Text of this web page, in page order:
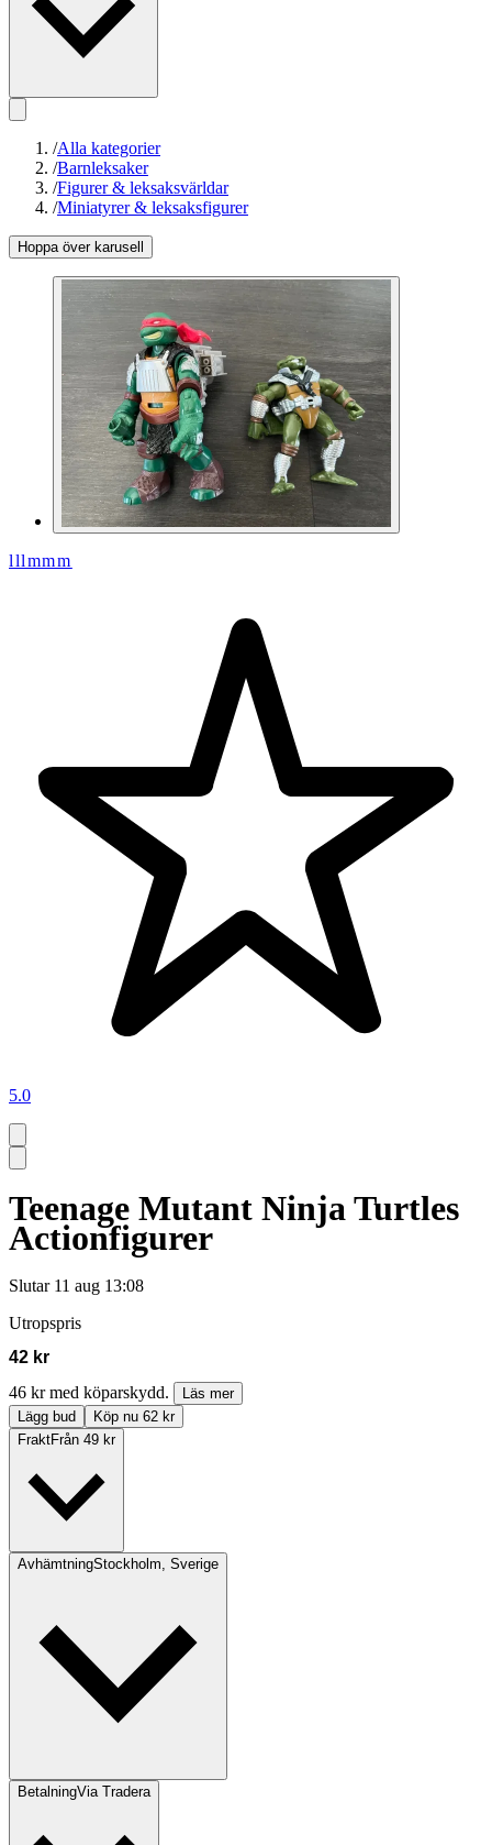
/Alla kategorier
/Barnleksaker
/Figurer & leksaksvärldar
/Miniatyrer & leksaksfigurer
Hoppa över karusell
lllmmm
5.0
Teenage Mutant Ninja Turtles
Actionfigurer
Slutar 11 aug 13:08
Utropspris
42 kr
46 kr med köparskydd.
Läs mer
Lägg bud
Köp nu 62 kr
FraktFrån 49 kr
AvhämtningStockholm, Sverige
BetalningVia Tradera